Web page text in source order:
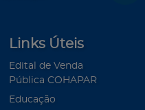
Links Úteis
Edital de Venda
Pública COHAPAR
Educação